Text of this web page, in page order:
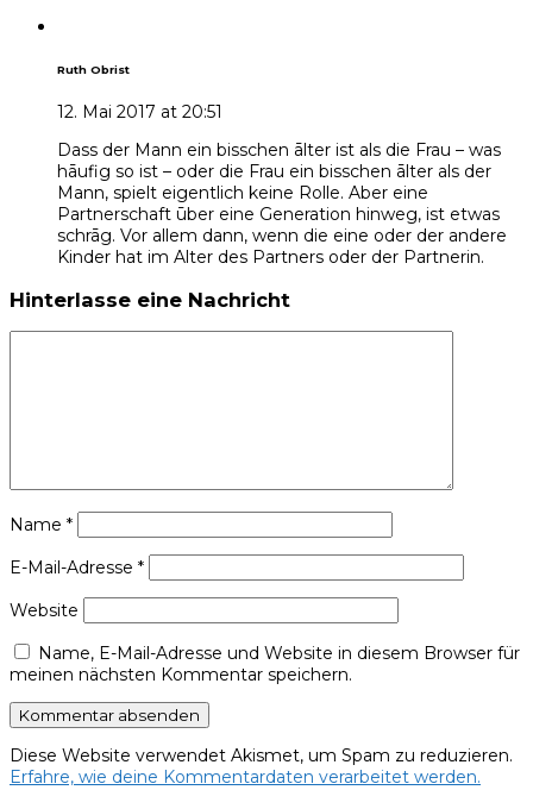
Ruth Obrist
12. Mai 2017 at 20:51
Dass der Mann ein bisschen ālter ist als die Frau – was
hāufig so ist – oder die Frau ein bisschen ālter als der
Mann, spielt eigentlich keine Rolle. Aber eine
Partnerschaft ūber eine Generation hinweg, ist etwas
schrāg. Vor allem dann, wenn die eine oder der andere
Kinder hat im Alter des Partners oder der Partnerin.
Hinterlasse eine Nachricht
Name *
E-Mail-Adresse *
Website
Name, E-Mail-Adresse und Website in diesem Browser für
meinen nächsten Kommentar speichern.
Diese Website verwendet Akismet, um Spam zu reduzieren.
Erfahre, wie deine Kommentardaten verarbeitet werden.